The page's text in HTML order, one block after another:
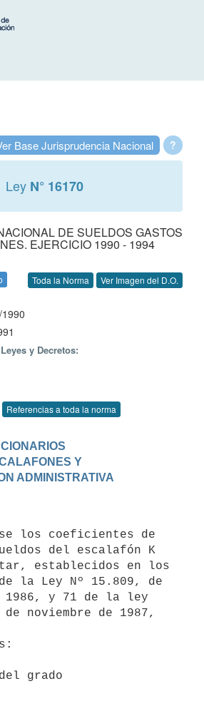
?
Base Jurisprudencia Nacional
Ley N° 16170
DE SUELDOS GASTOS
EJERCICIO 1990 - 1994
Toda la Norma Ver Imagen del D.O.
y Decretos:
Referencias a toda la norma
Y
ADMINISTRATIVA
del escalafón K
establecidos en los
la Ley Nº 15.809, de
y 71 de la ley
noviembre de 1987,
grado